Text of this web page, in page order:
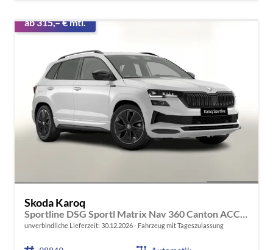
ab 315,– € mtl.
Skoda Karoq
Sportline DSG Sportl Matrix Nav 360 Canton ACC Kessy
unverbindliche Lieferzeit: 30.12.2026 Fahrzeug mit Tageszulassung